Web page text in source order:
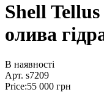
Shell
олива
В наявності
Арт. s7209
Price:55 000 грн